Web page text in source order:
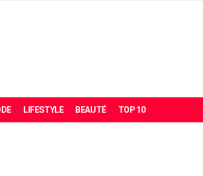
LIFESTYLE BEAUTÉ TOP 10